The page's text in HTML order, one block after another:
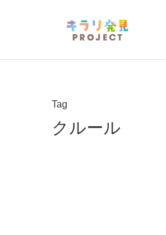
Tag
クルール